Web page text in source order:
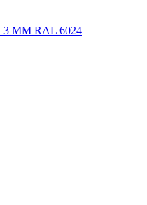
3 MM RAL 6024